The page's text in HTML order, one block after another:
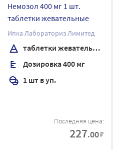
Немозол 400 мг 1 шт.
таблетки жевательные
Ипка Лабораториз Лимитед
таблетки жевательные
Дозировка 400 мг
1 шт в уп.
Последняя цена:
227.00₽